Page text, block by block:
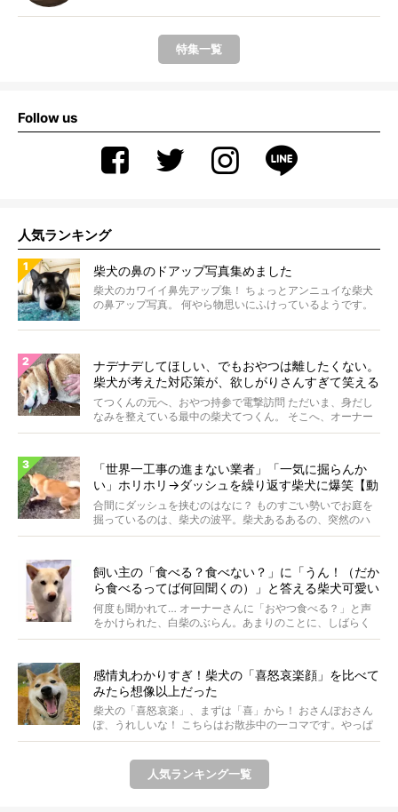
特集一覧
Follow us
人気ランキング
柴犬の鼻のドアップ写真集めました
柴犬のカワイイ鼻先アップ集！ ちょっとアンニュイな柴犬
の鼻アップ写真。 何やら物思いにふけっているようです。
ナデナデしてほしい、でもおやつは離したくない。
柴犬が考えた対応策が、欲しがりさんすぎて笑える
【動画】
てつくんの元へ、おやつ持参で電撃訪問 ただいま、身だし
なみを整えている最中の柴犬てつくん。 そこへ、オーナー
さ...
「世界一工事の進まない業者」「一気に掘らんか
い」ホリホリ→ダッシュを繰り返す柴犬に爆笑【動
画】
合間にダッシュを挟むのはなに？ ものすごい勢いでお庭を
掘っているのは、柴犬の波平。柴犬あるあるの、突然のハ
イテ...
飼い主の「食べる？食べない？」に「うん！（だか
ら食べるってば何回聞くの）」と答える柴犬可愛い
【動画】
何度も聞かれて… オーナーさんに「おやつ食べる？」と声
をかけられた、白柴のぶらん。あまりのことに、しばらく
フリ...
感情丸わかりすぎ！柴犬の「喜怒哀楽顔」を比べて
みたら想像以上だった
柴犬の「喜怒哀楽」、まずは「喜」から！ おさんぽおさん
ぽ、うれしいな！ こちらはお散歩中の一コマです。やっぱ
り...
人気ランキング一覧